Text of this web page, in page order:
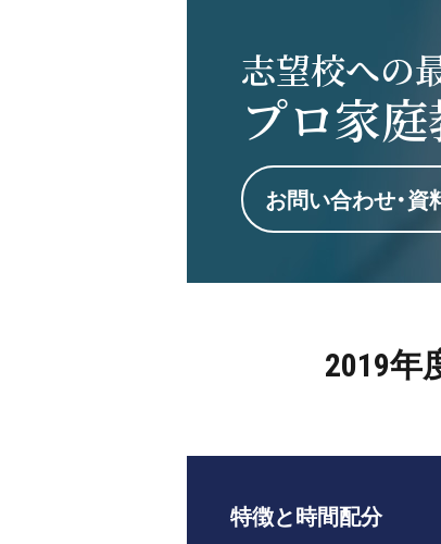
志望校への
プロ家
お問い合わせ・資
2019年
特徴と時間配分